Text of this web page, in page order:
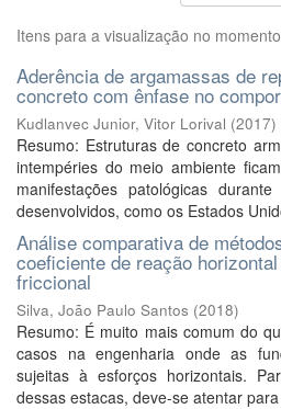
Itens para a visualização no
Aderência de argamassas de
concreto com ênfase no
Kudlanvec Junior, Vitor Lorival (2017)
Resumo: Estruturas de concreto
intempéries do meio ambiente
manifestações patológicas
desenvolvidos, como os Estados
Análise comparativa de
coeficiente de reação
friccional
Silva, João Paulo Santos (2018)
Resumo: É muito mais comum do
casos na engenharia onde as
sujeitas à esforços horizontais.
dessas estacas, deve-se atentar